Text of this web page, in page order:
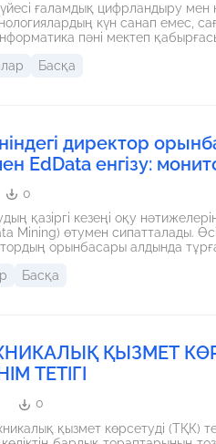
ғаламдық цифрландыру
күн санап емес,
пәні мектеп
хабарлауды емес, оларды
Басқа
директор
EdData енгізу:
0
қазіргі кезеңі оқу
Mining) өтумен сипатталады.
орынбасары алдында
пайдалану завучқа
Басқа
ҚЫЗМЕТ
ТЕТІГІ
0
қызмет көрсетуді (ТҚК)